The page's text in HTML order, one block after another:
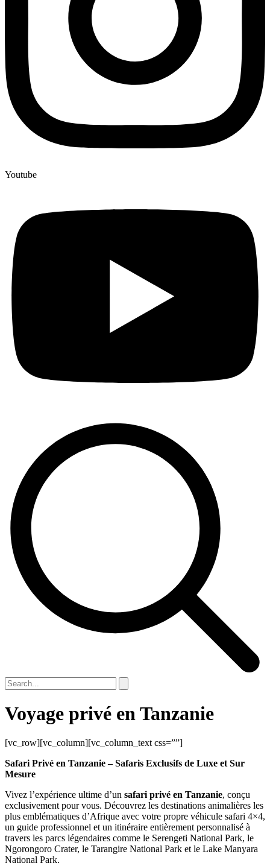
Youtube
Voyage privé en Tanzanie
[vc_row][vc_column][vc_column_text css=””]
Safari Privé en Tanzanie – Safaris Exclusifs de Luxe et Sur
Mesure
Vivez l’expérience ultime d’un safari privé en Tanzanie, conçu
exclusivement pour vous. Découvrez les destinations animalières les
plus emblématiques d’Afrique avec votre propre véhicule safari 4×4,
un guide professionnel et un itinéraire entièrement personnalisé à
travers les parcs légendaires comme le Serengeti National Park, le
Ngorongoro Crater, le Tarangire National Park et le Lake Manyara
National Park.